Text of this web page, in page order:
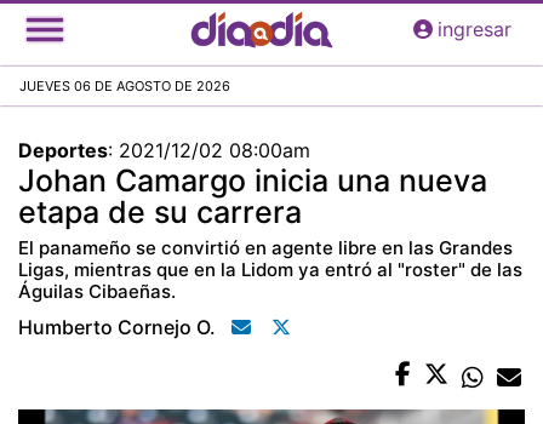
Pasar
al
principal
ingresar
JUEVES 06 DE AGOSTO DE 2026
Deportes: 2021/12/02 08:00am
Johan Camargo inicia una nueva
etapa de su carrera
El panameño se convirtió en agente libre en las Grandes
Ligas, mientras que en la Lidom ya entró al "roster" de las
Águilas Cibaeñas.
Humberto Cornejo O.